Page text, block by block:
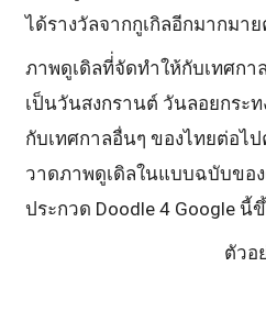
ได้รางวัลจากกูเกิลอีกมากมาย
ภาพดูเดิลที่่จัดทำให้กับเทศกา
เป็นวันสงกรานต์ วันลอยกระ
กับเทศกาลอื่นๆ ของไทยต่อไ
วาดภาพดูเดิลในแบบฉบับของ
ประกวด Doodle 4 Google นี้
ตัวอ